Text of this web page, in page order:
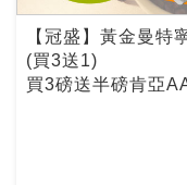
【冠盛】黃金曼特
(買3送1)
買3磅送半磅肯亞